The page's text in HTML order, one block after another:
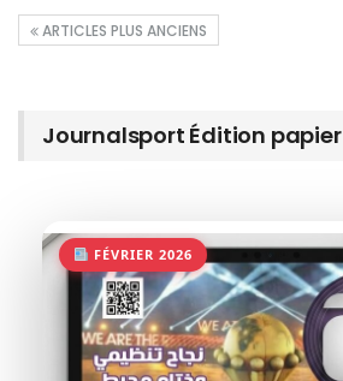
ARTICLES PLUS ANCIENS
Journalsport Édition papier
FÉVRIER 2026